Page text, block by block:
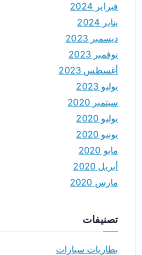
فبراير 2024
يناير 2024
ديسمبر 2023
نوفمبر 2023
أغسطس 2023
يوليو 2023
سبتمبر 2020
يوليو 2020
يونيو 2020
مايو 2020
أبريل 2020
مارس 2020
تصنيفات
بطاريات سيارات